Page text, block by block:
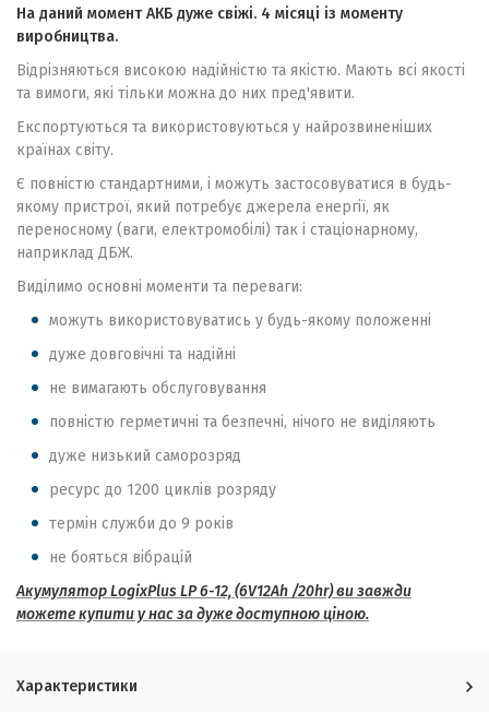
На даний момент АКБ дуже свіжі. 4 місяці із моменту
виробництва.
Відрізняються високою надійністю та якістю. Мають всі якості
та вимоги, які тільки можна до них пред'явити.
Експортуються та використовуються у найрозвиненіших
країнах світу.
Є повністю стандартними, і можуть застосовуватися в будь-
якому пристрої, який потребує джерела енергії, як
переносному (ваги, електромобілі) так і стаціонарному,
наприклад ДБЖ.
Виділимо основні моменти та переваги:
можуть використовуватись у будь-якому положенні
дуже довговічні та надійні
не вимагають обслуговування
повністю герметичні та безпечні, нічого не виділяють
дуже низький саморозряд
ресурс до 1200 циклів розряду
термін служби до 9 років
не бояться вібрацій
Акумулятор LogixPlus LP 6-12, (6V12Ah /20hr) ви завжди
можете купити у нас за дуже доступною ціною.
Характеристики